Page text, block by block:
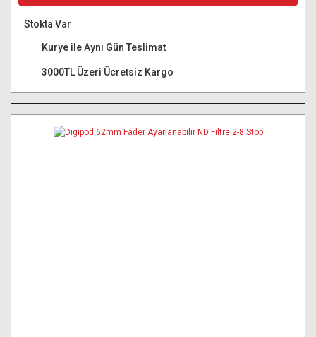
Stokta Var
Kurye ile Aynı Gün Teslimat
3000TL Üzeri Ücretsiz Kargo